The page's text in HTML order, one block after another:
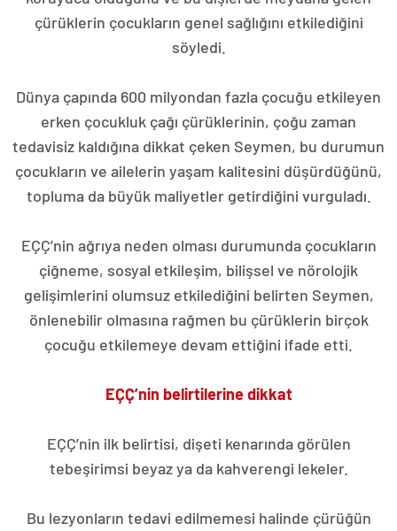
çürüklerin çocukların genel sağlığını etkilediğini
söyledi.
Dünya çapında 600 milyondan fazla çocuğu etkileyen
erken çocukluk çağı çürüklerinin, çoğu zaman
tedavisiz kaldığına dikkat çeken Seymen, bu durumun
çocukların ve ailelerin yaşam kalitesini düşürdüğünü,
topluma da büyük maliyetler getirdiğini vurguladı.
EÇÇ’nin ağrıya neden olması durumunda çocukların
çiğneme, sosyal etkileşim, bilişsel ve nörolojik
gelişimlerini olumsuz etkilediğini belirten Seymen,
önlenebilir olmasına rağmen bu çürüklerin birçok
çocuğu etkilemeye devam ettiğini ifade etti.
EÇÇ’nin belirtilerine dikkat
EÇÇ’nin ilk belirtisi, dişeti kenarında görülen
tebeşirimsi beyaz ya da kahverengi lekeler.
Bu lezyonların tedavi edilmemesi halinde çürüğün